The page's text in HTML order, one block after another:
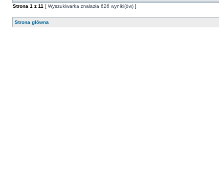
Strona 1 z 11 [ Wyszukiwarka znalazła 626 wyniki(ów) ]
Strona główna